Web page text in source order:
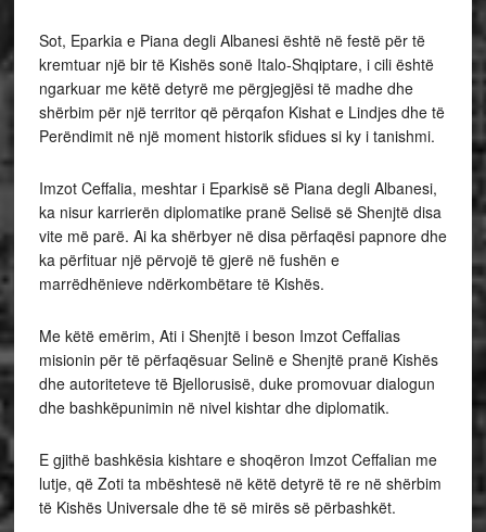
Sot, Eparkia e Piana degli Albanesi është në festë për të
kremtuar një bir të Kishës sonë Italo-Shqiptare, i cili është
ngarkuar me këtë detyrë me përgjegjësi të madhe dhe
shërbim për një territor që përqafon Kishat e Lindjes dhe të
Perëndimit në një moment historik sfidues si ky i tanishmi.
Imzot Ceffalia, meshtar i Eparkisë së Piana degli Albanesi,
ka nisur karrierën diplomatike pranë Selisë së Shenjtë disa
vite më parë. Ai ka shërbyer në disa përfaqësi papnore dhe
ka përfituar një përvojë të gjerë në fushën e
marrëdhënieve ndërkombëtare të Kishës.
Me këtë emërim, Ati i Shenjtë i beson Imzot Ceffalias
misionin për të përfaqësuar Selinë e Shenjtë pranë Kishës
dhe autoriteteve të Bjellorusisë, duke promovuar dialogun
dhe bashkëpunimin në nivel kishtar dhe diplomatik.
E gjithë bashkësia kishtare e shoqëron Imzot Ceffalian me
lutje, që Zoti ta mbështesë në këtë detyrë të re në shërbim
të Kishës Universale dhe të së mirës së përbashkët.